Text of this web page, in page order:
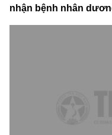
nhận bệnh nhân